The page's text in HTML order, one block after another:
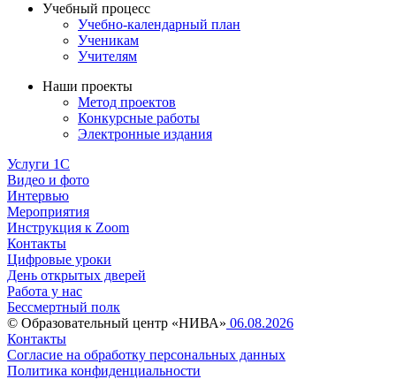
Учебный процесс
Учебно-календарный план
Ученикам
Учителям
Наши проекты
Метод проектов
Конкурсные работы
Электронные издания
Услуги 1C
Видео и фото
Интервью
Мероприятия
Инструкция к Zoom
Контакты
Цифровые уроки
День открытых дверей
Работа у нас
Бессмертный полк
© Образовательный центр «НИВА» 06.08.2026
Контакты
Согласие на обработку персональных данных
Политика конфиденциальности